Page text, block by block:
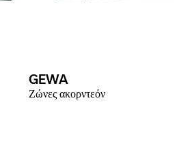
GEWA
Ζώνες ακορντεόν